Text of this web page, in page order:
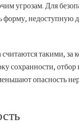
угрозам. Для
недоступную
такими, за
сохранности, отбор
опасность